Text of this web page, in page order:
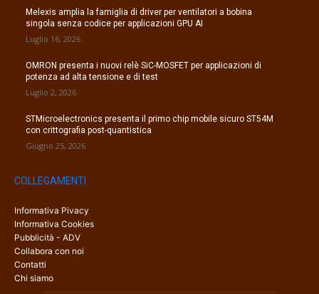
Melexis amplia la famiglia di driver per ventilatori a bobina
singola senza codice per applicazioni GPU AI
Luglio 16, 2026
OMRON presenta i nuovi relè SiC-MOSFET per applicazioni di
potenza ad alta tensione e di test
Luglio 2, 2026
STMicroelectronics presenta il primo chip mobile sicuro ST54M
con crittografia post-quantistica
Giugno 25, 2026
COLLEGAMENTI
Informativa Pivacy
Informativa Cookies
Pubblicità - ADV
Collabora con noi
Contatti
Chi siamo